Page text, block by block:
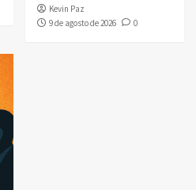
Kevin Paz
9 de agosto de 2026
0